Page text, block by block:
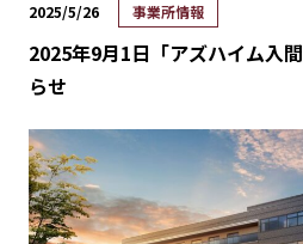
2025/5/26 事業所情報
2025年9月1日「アズハイム入
らせ